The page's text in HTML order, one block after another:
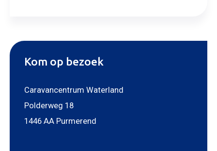
Kom op bezoek
Caravancentrum Waterland
Polderweg 18
1446 AA Purmerend